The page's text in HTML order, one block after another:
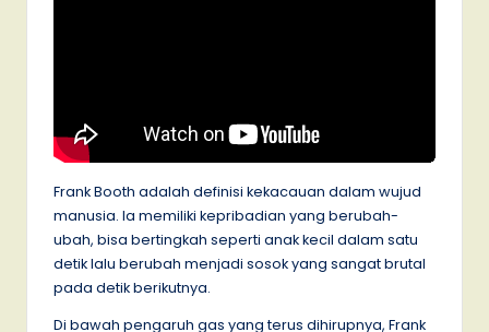
Frank Booth adalah definisi kekacauan dalam wujud
manusia. Ia memiliki kepribadian yang berubah-
ubah, bisa bertingkah seperti anak kecil dalam satu
detik lalu berubah menjadi sosok yang sangat brutal
pada detik berikutnya.
Di bawah pengaruh gas yang terus dihirupnya, Frank